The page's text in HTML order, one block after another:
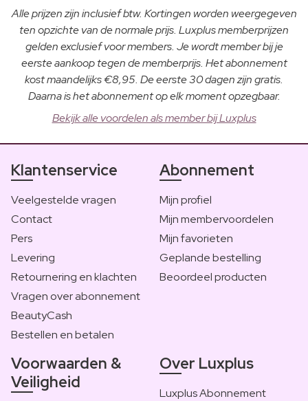
Alle prijzen zijn inclusief btw. Kortingen worden weergegeven
ten opzichte van de normale prijs. Luxplus memberprijzen
gelden exclusief voor members. Je wordt member bij je
eerste aankoop tegen de memberprijs. Het abonnement
kost maandelijks €8,95. De eerste 30 dagen zijn gratis.
Daarna is het abonnement op elk moment opzegbaar.
Bekijk alle voordelen als member bij Luxplus
Klantenservice
Veelgestelde vragen
Contact
Pers
Levering
Retournering en klachten
Vragen over abonnement
BeautyCash
Bestellen en betalen
Abonnement
Mijn profiel
Mijn membervoordelen
Mijn favorieten
Geplande bestelling
Beoordeel producten
Voorwaarden &
Veiligheid
Over Luxplus
Luxplus Abonnement